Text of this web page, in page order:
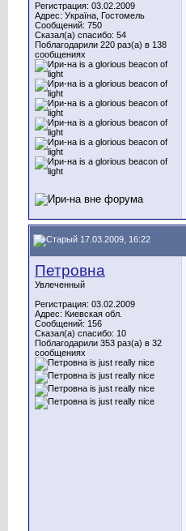
Регистрация: 03.02.2009
Адрес: Україна, Гостомель
Сообщений: 750
Сказал(а) спасибо: 54
Поблагодарили 220 раз(а) в 138
сообщениях
17.03.2009, 16:22
Петровна
Увлеченный
Регистрация: 03.02.2009
Адрес: Киевская обл.
Сообщений: 156
Сказал(а) спасибо: 10
Поблагодарили 353 раз(а) в 32
сообщениях